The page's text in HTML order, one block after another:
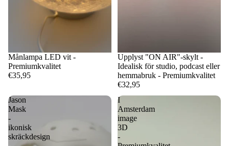
Månlampa LED vit -
Premiumkvalitet
€35,95
Upplyst "ON AIR"-skylt -
Idealisk för studio, podcast eller
hemmabruk - Premiumkvalitet
€32,95
Jason
Mask
-
ikonisk
skräckdesign
I
Amsterdam
image
3D
-